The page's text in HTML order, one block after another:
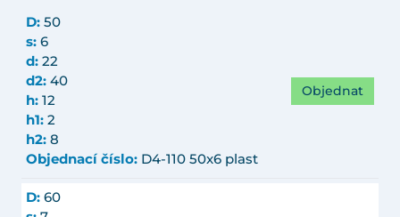
D: 50
s: 6
d: 22
d2: 40
h: 12
h1: 2
h2: 8
Objednací číslo: D4-110 50x6 plast
Objednat
D: 60